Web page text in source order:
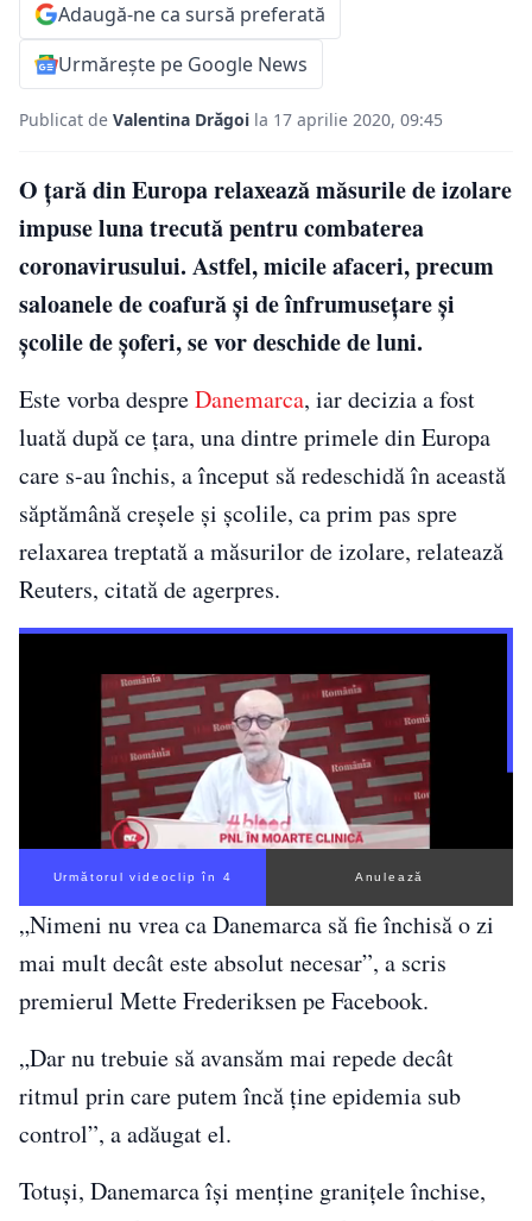
Adaugă-ne ca sursă preferată
Urmărește pe Google News
Publicat de Valentina Drăgoi la 17 aprilie 2020, 09:45
O țară din Europa relaxează măsurile de izolare
impuse luna trecută pentru combaterea
coronavirusului. Astfel, micile afaceri, precum
saloanele de coafură şi de înfrumuseţare şi
şcolile de şoferi, se vor deschide de luni.
Este vorba despreDanemarca, iar decizia a fost
luată după ce țara, una dintre primele din Europa
care s-au închis, a început să redeschidă în această
săptămână creşele şi şcolile, ca prim pas spre
relaxarea treptată a măsurilor de izolare, relatează
Reuters, citată de agerpres.
Următorul videoclip în 3 Anulează
„Nimeni nu vrea ca Danemarca să fie închisă o zi
mai mult decât este absolut necesar”, a scris
premierul Mette Frederiksen pe Facebook.
„Dar nu trebuie să avansăm mai repede decât
ritmul prin care putem încă ţine epidemia sub
control”, a adăugat el.
Totuşi, Danemarca îşi menţine graniţele închise,